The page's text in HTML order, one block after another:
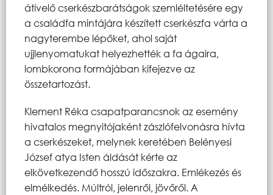
átívelő cserkészbarátságok szemléltetésére egy
a családfa mintájára készített cserkészfa várta a
nagyterembe lépőket, ahol saját
ujjlenyomatukat helyezhették a fa ágaira,
lombkorona formájában kifejezve az
összetartozást.
Klement Réka csapatparancsnok az esemény
hivatalos megnyitójaként zászlófelvonásra hívta
a cserkészeket, melynek keretében Belényesi
József atya Isten áldását kérte az
elkövetkezendő hosszú időszakra. Emlékezés és
elmélkedés. Múltról, jelenről, jövőről. A